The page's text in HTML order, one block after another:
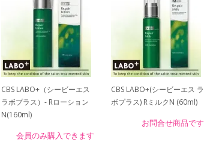
CBS LABO+（シービーエス
ラボプラス）- Rローション
N(160ml)
会員のみ購入できます
CBS LABO+(シービーエス ラ
ボプラス) RミルクN (60ml)
お問合せ商品です